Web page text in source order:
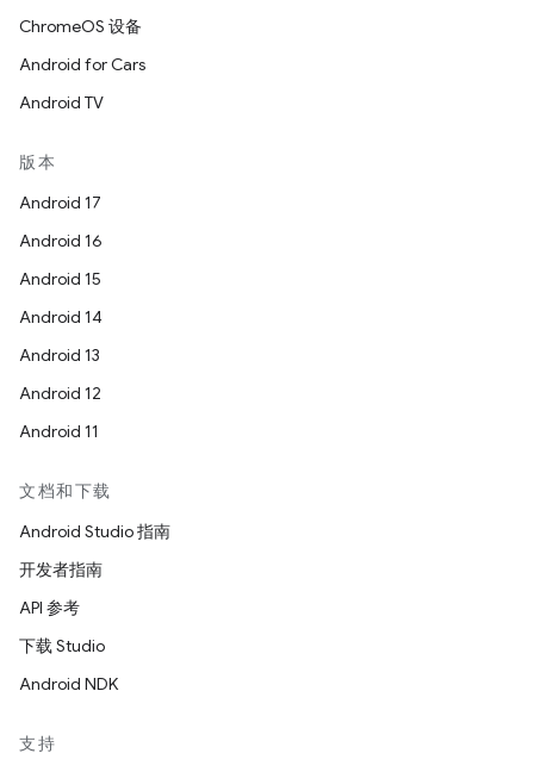
ChromeOS 设备
Android for Cars
Android TV
版本
Android 17
Android 16
Android 15
Android 14
Android 13
Android 12
Android 11
文档和下载
Android Studio 指南
开发者指南
API 参考
下载 Studio
Android NDK
支持